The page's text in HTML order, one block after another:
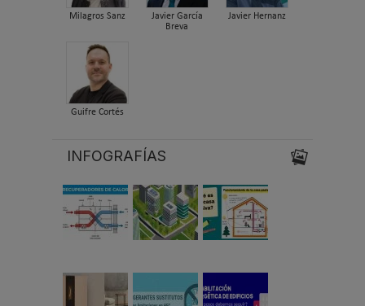
Milagros Sanz
Javier García
Breva
Javier Hernanz
Guifre Cortés
INFOGRAFÍAS